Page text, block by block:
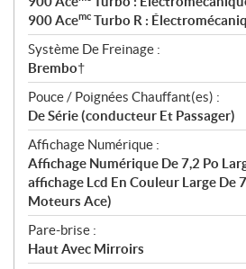
900 Acemc Turbo R :
Système De Freinage :
Brembo†
Pouce / Poignées Chauffant(es) :
De Série (conducteur Et Passager)
Affichage Numérique :
Affichage Numérique De 7,2 Po
affichage Lcd En Couleur Large De
Moteurs Ace)
Pare-brise :
Haut Avec Mirroirs